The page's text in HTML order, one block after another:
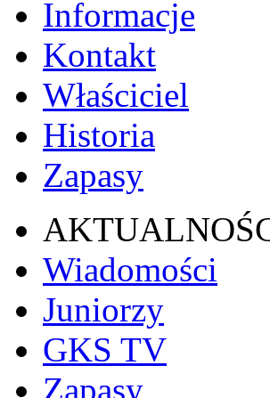
Informacje
Kontakt
Właściciel
Historia
Zapasy
Wiadomości
Juniorzy
GKS TV
Zapasy